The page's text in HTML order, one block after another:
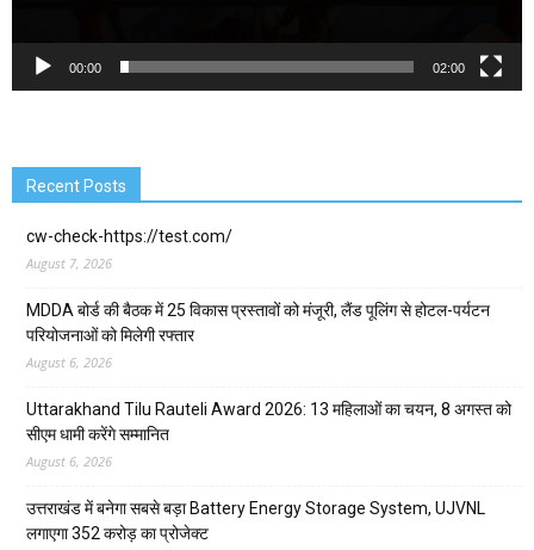
00:00 02:00
Recent Posts
cw-check-https://test.com/
August 7, 2026
MDDA बोर्ड की बैठक में 25 विकास प्रस्तावों को मंजूरी, लैंड पूलिंग से होटल-पर्यटन
परियोजनाओं को मिलेगी रफ्तार
August 6, 2026
Uttarakhand Tilu Rauteli Award 2026: 13 महिलाओं का चयन, 8 अगस्त को
सीएम धामी करेंगे सम्मानित
August 6, 2026
उत्तराखंड में बनेगा सबसे बड़ा Battery Energy Storage System, UJVNL
लगाएगा 352 करोड़ का प्रोजेक्ट